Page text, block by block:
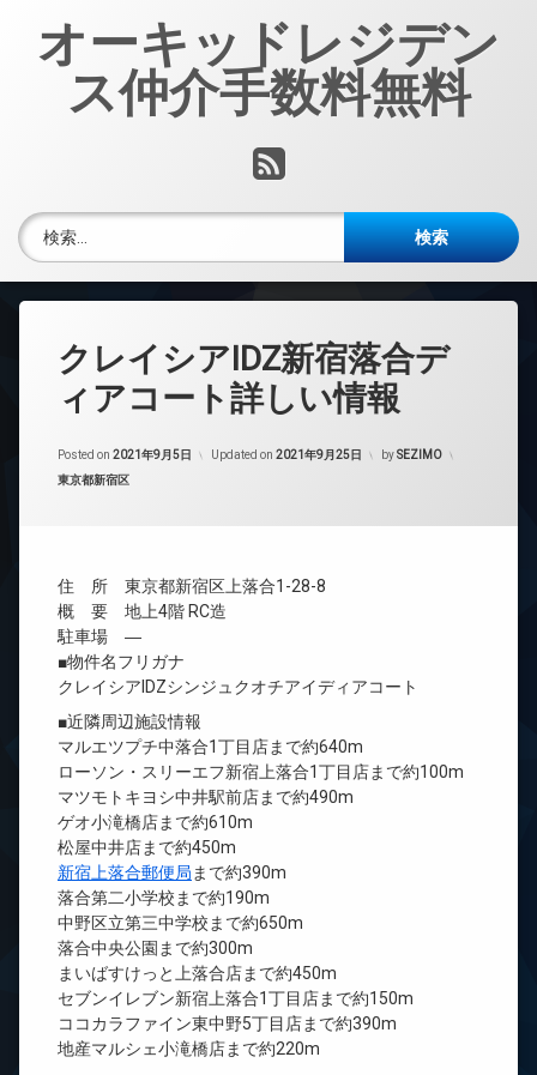
オーキッドレジデン
ス仲介手数料無料
RSS
検索:
クレイシアIDZ新宿落合デ
ィアコート詳しい情報
Posted on 2021年9月5日 Updated on 2021年9月25日 bySEZIMO
カテゴリー:
東京都新宿区
住 所 東京都新宿区上落合1-28-8
概 要 地上4階 RC造
駐車場 ―
■物件名フリガナ
クレイシアIDZシンジュクオチアイディアコート
■近隣周辺施設情報
マルエツプチ中落合1丁目店まで約640m
ローソン・スリーエフ新宿上落合1丁目店まで約100m
マツモトキヨシ中井駅前店まで約490m
ゲオ小滝橋店まで約610m
松屋中井店まで約450m
新宿上落合郵便局 まで約390m
落合第二小学校まで約190m
中野区立第三中学校まで約650m
落合中央公園まで約300m
まいばすけっと上落合店まで約450m
セブンイレブン新宿上落合1丁目店まで約150m
ココカラファイン東中野5丁目店まで約390m
地産マルシェ小滝橋店まで約220m